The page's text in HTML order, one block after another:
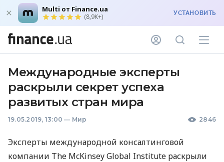
Multi от Finance.ua
(8,9K+) УСТАНОВИТЬ
Международные эксперты
раскрыли секрет успеха
развитых стран мира
19.05.2019, 13:00 — Мир 2846
Эксперты международной консалтинговой
компании The McKinsey Global Institute раскрыли